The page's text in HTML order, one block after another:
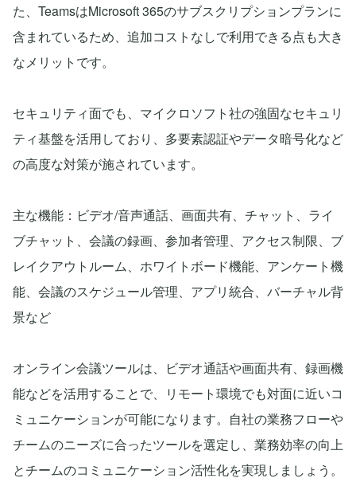
た、TeamsはMicrosoft 365のサブスクリプションプランに
含まれているため、追加コストなしで利用できる点も大き
なメリットです。
セキュリティ面でも、マイクロソフト社の強固なセキュリ
ティ基盤を活用しており、多要素認証やデータ暗号化など
の高度な対策が施されています。
主な機能：ビデオ/音声通話、画面共有、チャット、ライ
ブチャット、会議の録画、参加者管理、アクセス制限、ブ
レイクアウトルーム、ホワイトボード機能、アンケート機
能、会議のスケジュール管理、アプリ統合、バーチャル背
景など
オンライン会議ツールは、ビデオ通話や画面共有、録画機
能などを活用することで、リモート環境でも対面に近いコ
ミュニケーションが可能になります。自社の業務フローや
チームのニーズに合ったツールを選定し、業務効率の向上
とチームのコミュニケーション活性化を実現しましょう。